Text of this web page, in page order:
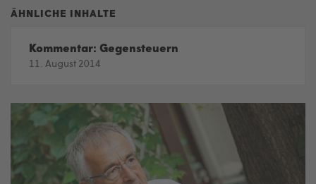
Kommentar: Gegensteuern
11. August 2014